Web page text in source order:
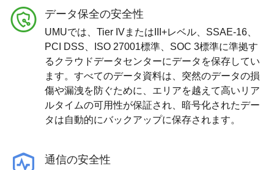
データ保全の安全性
UMUでは、Tier IVまたはIII+レベル、SSAE-16、
PCI DSS、ISO 27001標準、SOC 3標準に準拠す
るクラウドデータセンターにデータを保存してい
ます。すべてのデータ資料は、突然のデータの損
傷や漏洩を防ぐために、エリアを越えて高いリア
ルタイムの可用性が保証され、暗号化されたデー
タは自動的にバックアップに保存されます。
通信の安全性